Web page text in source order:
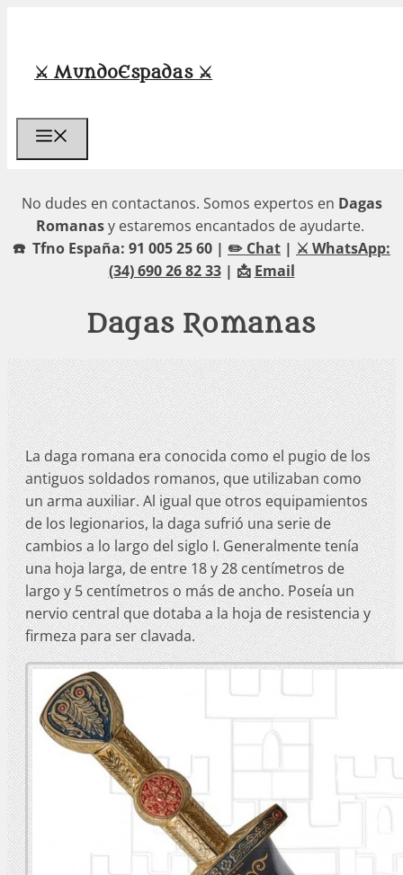
contenido
⚔️ MundoEspadas ⚔️
No dudes en contactanos. Somos expertos en Dagas
Romanasy estaremos encantados de ayudarte.
☎️ Tfno España: 91 005 25 60 | ✏️ Chat | ⚔️ WhatsApp:
(34) 690 26 82 33| 📩 Email
Dagas Romanas
La daga romana era conocida como el pugio de los
antiguos soldados romanos, que utilizaban como
un arma auxiliar. Al igual que otros equipamientos
de los legionarios, la daga sufrió una serie de
cambios a lo largo del siglo I. Generalmente tenía
una hoja larga, de entre 18 y 28 centímetros de
largo y 5 centímetros o más de ancho. Poseía un
nervio central que dotaba a la hoja de resistencia y
firmeza para ser clavada.